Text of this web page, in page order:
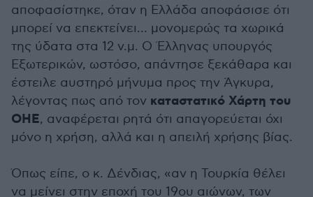
αποφασίστηκε, όταν η Ελλάδα αποφάσισε ότι
μπορεί να επεκτείνει… μονομερώς τα χωρικά
της ύδατα στα 12 ν.μ. Ο Έλληνας υπουργός
Εξωτερικών, ωστόσο, απάντησε ξεκάθαρα και
έστειλε αυστηρό μήνυμα προς την Άγκυρα,
λέγοντας πως από τον καταστατικό Χάρτη του
ΟΗΕ, αναφέρεται ρητά ότι απαγορεύεται όχι
μόνο η χρήση, αλλά και η απειλή χρήσης βίας.
Όπως είπε, ο κ. Δένδιας, «αν η Τουρκία θέλει
να μείνει στην εποχή του 19ου αιώνων, των